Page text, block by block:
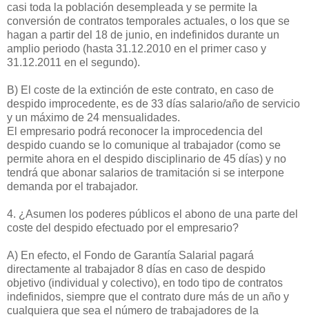
casi toda la población desempleada y se permite la
conversión de contratos temporales actuales, o los que se
hagan a partir del 18 de junio, en indefinidos durante un
amplio periodo (hasta 31.12.2010 en el primer caso y
31.12.2011 en el segundo).
B) El coste de la extinción de este contrato, en caso de
despido improcedente, es de 33 días salario/año de servicio
y un máximo de 24 mensualidades.
El empresario podrá reconocer la improcedencia del
despido cuando se lo comunique al trabajador (como se
permite ahora en el despido disciplinario de 45 días) y no
tendrá que abonar salarios de tramitación si se interpone
demanda por el trabajador.
4. ¿Asumen los poderes públicos el abono de una parte del
coste del despido efectuado por el empresario?
A) En efecto, el Fondo de Garantía Salarial pagará
directamente al trabajador 8 días en caso de despido
objetivo (individual y colectivo), en todo tipo de contratos
indefinidos, siempre que el contrato dure más de un año y
cualquiera que sea el número de trabajadores de la